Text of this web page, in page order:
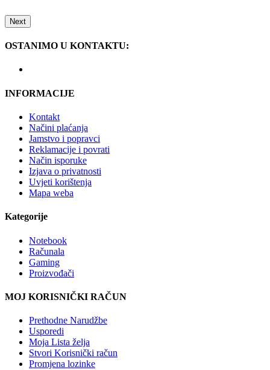
Next
OSTANIMO U KONTAKTU:
INFORMACIJE
Kontakt
Načini plaćanja
Jamstvo i popravci
Reklamacije i povrati
Način isporuke
Izjava o privatnosti
Uvjeti korištenja
Mapa weba
Kategorije
Notebook
Računala
Gaming
Proizvođači
MOJ KORISNIČKI RAČUN
Prethodne Narudžbe
Usporedi
Moja Lista želja
Stvori Korisnički račun
Promjena lozinke